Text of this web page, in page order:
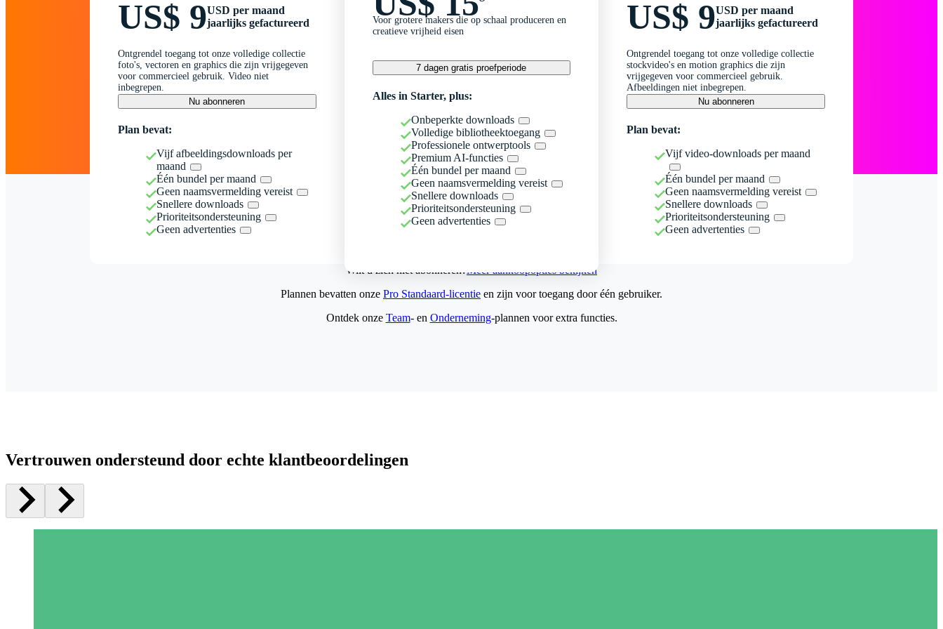
US$ 9USD per maand
jaarlijks gefactureerd
Ontgrendel toegang tot onze volledige collectie
foto's, vectoren en graphics die zijn vrijgegeven
voor commercieel gebruik. Video niet
inbegrepen.
Nu abonneren
Plan bevat:
Vijf afbeeldingsdownloads per
maand
Één bundel per maand
Geen naamsvermelding vereist
Snellere downloads
Prioriteitsondersteuning
Geen advertenties
Voor grotere makers die op schaal produceren en
creatieve vrijheid eisen
7 dagen gratis proefperiode
Alles in Starter, plus:
Onbeperkte downloads
Volledige bibliotheektoegang
Professionele ontwerptools
Premium AI-functies
Één bundel per maand
Geen naamsvermelding vereist
Snellere downloads
Prioriteitsondersteuning
Geen advertenties
US$ 9USD per maand
jaarlijks gefactureerd
Ontgrendel toegang tot onze volledige collectie
stockvideo's en motion graphics die zijn
vrijgegeven voor commercieel gebruik.
Afbeeldingen niet inbegrepen.
Nu abonneren
Plan bevat:
Vijf video-downloads per maand
Één bundel per maand
Geen naamsvermelding vereist
Snellere downloads
Prioriteitsondersteuning
Geen advertenties
Wilt u zich niet abonneren?Meer aankoopopties bekijken
Plannen bevatten onze Pro Standaard-licentie en zijn voor toegang door één gebruiker.
Ontdek onze Team- en Onderneming-plannen voor extra functies.
Vertrouwen ondersteund door echte klantbeoordelingen